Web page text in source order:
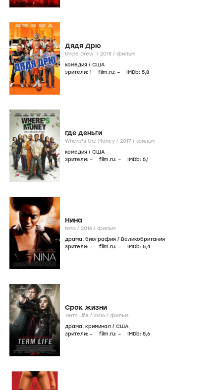
Дядя Дрю
Uncle Drew / 2018 / фильм
комедия / США
зрители: 1 film.ru: – IMDb: 5,8
Где деньги
Where's the Money / 2017 / фильм
комедия / США
зрители: – film.ru: – IMDb: 5,1
Нина
Nina / 2016 / фильм
драма, биография / Великобритания
зрители: – film.ru: – IMDb: 5,4
Срок жизни
Term Life / 2016 / фильм
драма, криминал / США
зрители: – film.ru: – IMDb: 5,6